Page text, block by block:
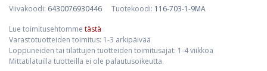
Viivakoodi: 6430076930446 Tuotekoodi: 116-703-1-9MA
Lue toimitusehtomme tästä
Varastotuotteiden toimitus: 1-3 arkipäivää
Loppuneiden tai tilattujen tuotteiden toimitusajat: 1-4 viikkoa
Mittatilatuilla tuotteilla ei ole palautusoikeutta.